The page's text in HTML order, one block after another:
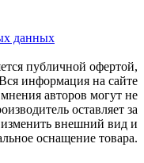
данных
публичной офертой,
информация на сайте
авторов могут не
оставляет за
внешний вид и
оснащение товара.